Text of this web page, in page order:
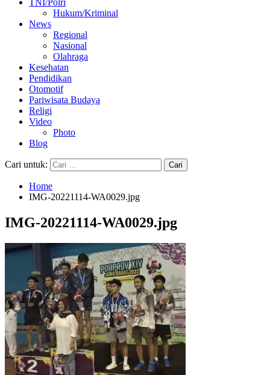
TNI/Polri
Hukum/Kriminal
News
Regional
Nasional
Olahraga
Kesehatan
Pendidikan
Otomotif
Pariwisata Budaya
Religi
Video
Photo
Blog
Cari untuk:
Home
IMG-20221114-WA0029.jpg
IMG-20221114-WA0029.jpg